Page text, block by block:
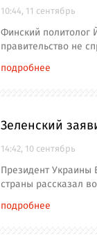
10:44, 11 сентябрь
Финский политолог
правительство не
подробнее
Зеленский
14:42, 10 сентябрь
Президент Украины
страны рассказал
подробнее